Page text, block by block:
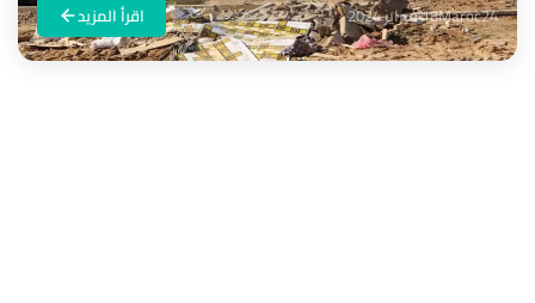
Maroc2418 فبراير 2024 اقرأ المزيد